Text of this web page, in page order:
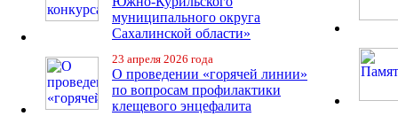
муниципального округа
Сахалинской области»
23 апреля 2026 года
О проведении «горячей линии»
по вопросам профилактики
клещевого энцефалита